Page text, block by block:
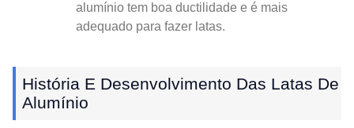
alumínio tem boa ductilidade e é mais
adequado para fazer latas.
História E Desenvolvimento Das Latas De
Alumínio